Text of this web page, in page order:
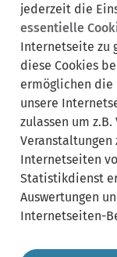
jederzeit die
essentielle
Internetseite zu
diese Cookies
ermöglichen die
unsere
zulassen um
Internetseiten
Statistikdienst
Auswertungen
Internetseiten-